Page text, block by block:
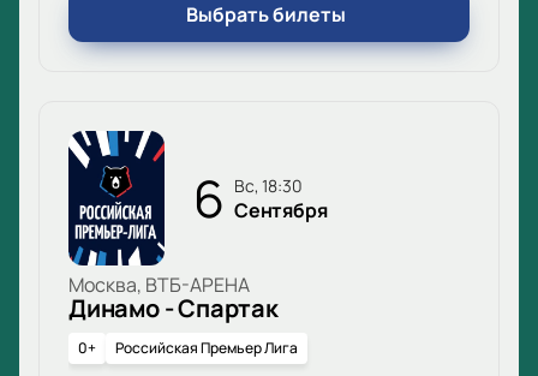
Выбрать билеты
6 вс, 18:30
Сентября
Москва, ВТБ-АРЕНА
Динамо - Спартак
0+ Российская Премьер Лига